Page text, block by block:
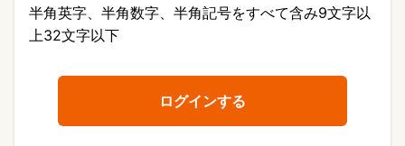
半角英字、半角数字、半角記号をすべて含み9文字以
上32文字以下